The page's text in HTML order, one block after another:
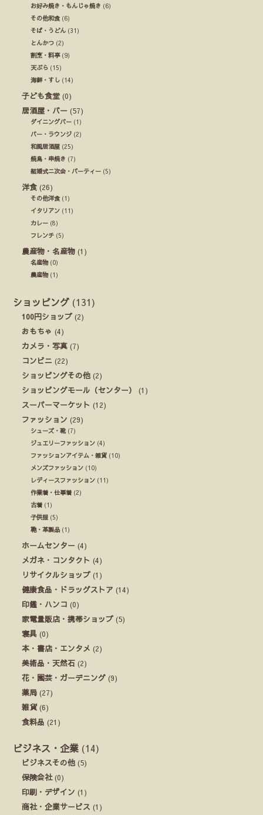
お好み焼き・もんじゃ焼き (6)
その他和食(6)
そば・うどん (31)
とんかつ (2)
割烹・料亭(9)
天ぷら (15)
海鮮・すし (14)
子ども食堂 (0)
居酒屋・バー (57)
ダイニングバー (1)
バー・ラウンジ (2)
和風居酒屋 (25)
焼鳥・串焼き (7)
結婚式ニ次会・パーティー (5)
洋食 (26)
その他洋食(1)
イタリアン (11)
カレー (8)
フレンチ (5)
農産物・名産物 (1)
名産物(0)
農産物(1)
ショッピング (131)
100円ショップ (2)
おもちゃ (4)
カメラ・写真 (7)
コンビニ (22)
ショッピングその他 (2)
ショッピングモール（センター）
(1)
スーパーマーケット (12)
ファッション (29)
シューズ・靴(7)
ジュエリーファッション (4)
ファッションアイテム・雑貨 (10)
メンズファッション (10)
レディースファッション (11)
作業着・仕事着 (2)
古着 (1)
子供服 (5)
鞄・革製品 (1)
ホームセンター (4)
メガネ・コンタクト (4)
リサイクルショップ (1)
健康食品・ドラッグストア (14)
印鑑・ハンコ (0)
家電量販店・携帯ショップ (5)
寝具 (0)
本・書店・エンタメ (2)
美術品・天然石 (2)
花・園芸・ガーデニング (9)
薬局 (27)
雑貨(6)
食料品 (21)
ビジネス・企業 (14)
ビジネスその他 (5)
保険会社(0)
印刷・デザイン (1)
商社・企業サービス (1)